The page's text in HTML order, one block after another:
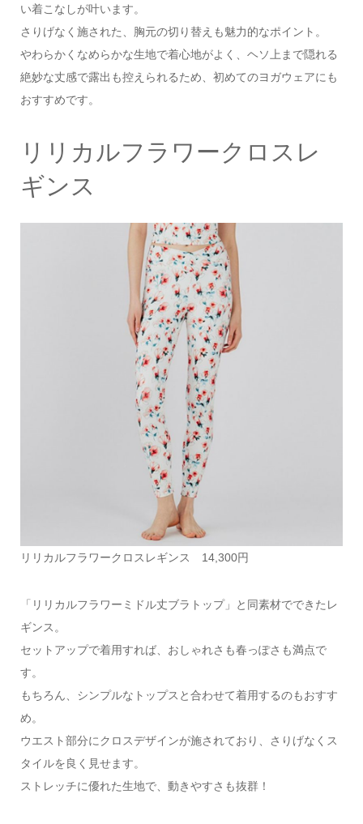
い着こなしが叶います。
さりげなく施された、胸元の切り替えも魅力的なポイント。
やわらかくなめらかな生地で着心地がよく、ヘソ上まで隠れる
絶妙な丈感で露出も控えられるため、初めてのヨガウェアにも
おすすめです。
リリカルフラワークロスレ
ギンス
リリカルフラワークロスレギンス 14,300円
「リリカルフラワーミドル丈ブラトップ」と同素材でできたレ
ギンス。
セットアップで着用すれば、おしゃれさも春っぽさも満点で
す。
もちろん、シンプルなトップスと合わせて着用するのもおすす
め。
ウエスト部分にクロスデザインが施されており、さりげなくス
タイルを良く見せます。
ストレッチに優れた生地で、動きやすさも抜群！